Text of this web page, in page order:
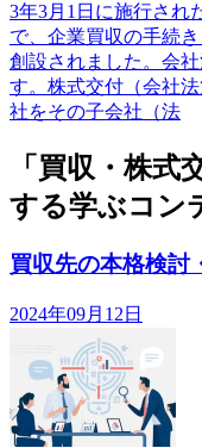
3年3月1日に施行され
で、企業買収の手続
創設されました。会
す。株式交付（会社
社をその子会社（法
「買収・株式
する学ぶコン
買収先の本格検討
2024年09月12日